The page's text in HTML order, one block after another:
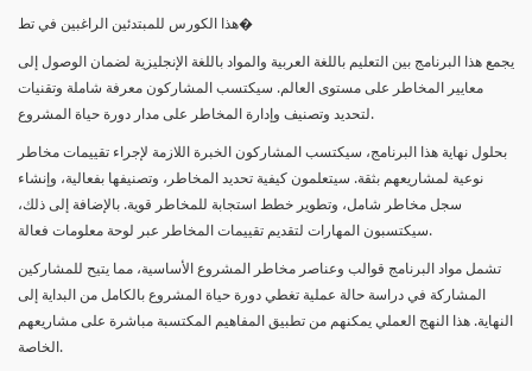
هذا الكورس للمبتدئين الراغبين في تط�
يجمع هذا البرنامج بين التعليم باللغة العربية والمواد باللغة الإنجليزية لضمان الوصول إلى
معايير المخاطر على مستوى العالم. سيكتسب المشاركون معرفة شاملة وتقنيات
لتحديد وتصنيف وإدارة المخاطر على مدار دورة حياة المشروع.
بحلول نهاية هذا البرنامج، سيكتسب المشاركون الخبرة اللازمة لإجراء تقييمات مخاطر
نوعية لمشاريعهم بثقة. سيتعلمون كيفية تحديد المخاطر، وتصنيفها بفعالية، وإنشاء
سجل مخاطر شامل، وتطوير خطط استجابة للمخاطر قوية. بالإضافة إلى ذلك،
سيكتسبون المهارات لتقديم تقييمات المخاطر عبر لوحة معلومات فعالة.
تشمل مواد البرنامج قوالب وعناصر مخاطر المشروع الأساسية، مما يتيح للمشاركين
المشاركة في دراسة حالة عملية تغطي دورة حياة المشروع بالكامل من البداية إلى
النهاية. هذا النهج العملي يمكنهم من تطبيق المفاهيم المكتسبة مباشرة على مشاريعهم
الخاصة.